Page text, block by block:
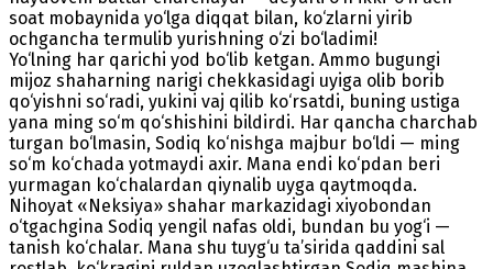
soat mobaynida yo‘lga diqqat bilan, ko‘zlarni yirib
ochgancha termulib yurishning o‘zi bo‘ladimi!
Yo‘lning har qarichi yod bo‘lib ketgan. Ammo bugungi
mijoz shaharning narigi chekkasidagi uyiga olib borib
qo‘yishni so‘radi, yukini vaj qilib ko‘rsatdi, buning ustiga
yana ming so‘m qo‘shishini bildirdi. Har qancha charchab
turgan bo‘lmasin, Sodiq ko‘nishga majbur bo‘ldi — ming
so‘m ko‘chada yotmaydi axir. Mana endi ko‘pdan beri
yurmagan ko‘chalardan qiynalib uyga qaytmoqda.
Nihoyat «Neksiya» shahar markazidagi xiyobondan
o‘tgachgina Sodiq yengil nafas oldi, bundan bu yog‘i —
tanish ko‘chalar. Mana shu tuyg‘u ta’sirida qaddini sal